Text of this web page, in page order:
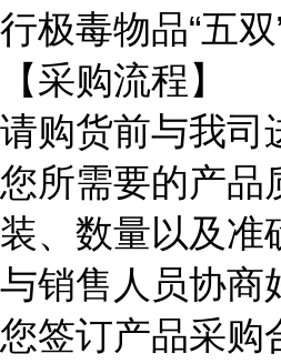
行极毒物品“五双
【采购流程】
请购货前与我司
您所需要的产品
装、数量以及准
与销售人员协商
您签订产品采购